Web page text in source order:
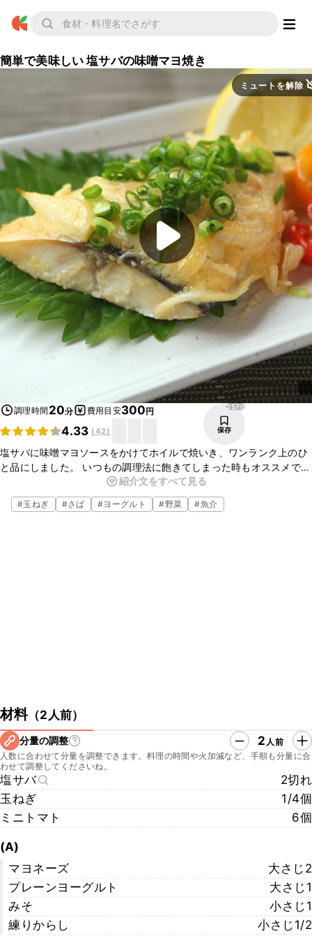
簡単で美味しい 塩サバの味噌マヨ焼き
ミュートを解除
調理時間 20分 費用目安300円
4.33 (42)
2570
保存
塩サバに味噌マヨソースをかけてホイルで焼いき、ワンランク上のひ
と品にしました。 いつもの調理法に飽きてしまった時もオススメで
す。 練りからしでピリッとアクセントがたまらないですし、 塩サバ
との相性も抜群です。 ぜひ作ってみてくださいね。
紹介文をすべて見る
#玉ねぎ #さば #ヨーグルト #野菜 #魚介
材料（2人前）
分量の調整 2 人前
人数に合わせて分量を調整できます。料理の時間や火加減など、手順も分量に合
わせて調整してくださいね。
塩サバ
2切れ
玉ねぎ
1/4個
ミニトマト
6個
(A)
マヨネーズ
大さじ2
プレーンヨーグルト
大さじ1
みそ
小さじ1
練りからし
小さじ1/2